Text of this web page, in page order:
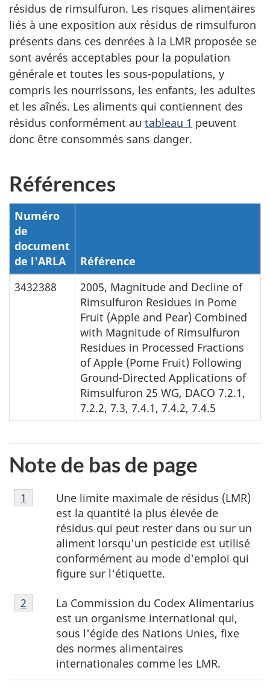
résidus de rimsulfuron. Les risques alimentaires
liés à une exposition aux résidus de rimsulfuron
présents dans ces denrées à la LMR proposée se
sont avérés acceptables pour la population
générale et toutes les sous-populations, y
compris les nourrissons, les enfants, les adultes
et les aînés. Les aliments qui contiennent des
résidus conformément au tableau 1 peuvent
donc être consommés sans danger.
Références
Numéro
de
document
de l'ARLA
Référence
3432388
2005, Magnitude and Decline of
Rimsulfuron Residues in Pome
Fruit (Apple and Pear) Combined
with Magnitude of Rimsulfuron
Residues in Processed Fractions
of Apple (Pome Fruit) Following
Ground-Directed Applications of
Rimsulfuron 25 WG, DACO 7.2.1,
7.2.2, 7.3, 7.4.1, 7.4.2, 7.4.5
Note de bas de page
Note
de
Une limite maximale de résidus (LMR)
est la quantité la plus élevée de
résidus qui peut rester dans ou sur un
aliment lorsqu'un pesticide est utilisé
conformément au mode d'emploi qui
figure sur l'étiquette.
Retour à la référence de la note de bas de page
1
Note
de
La Commission du Codex Alimentarius
est un organisme international qui,
sous l'égide des Nations Unies, fixe
des normes alimentaires
internationales comme les LMR.
Retour à la référence de la note de bas de page
2